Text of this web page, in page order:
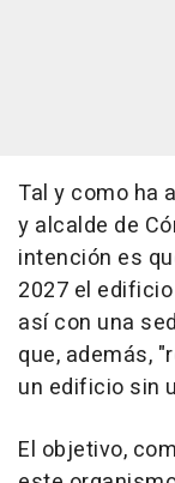
Tal y como ha
y alcalde de
intención es
2027 el
así con una
que, además,
un edificio sin
El objetivo,